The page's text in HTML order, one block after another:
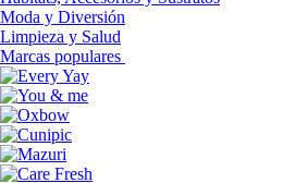
Moda y Diversión
Limpieza y Salud
Marcas populares